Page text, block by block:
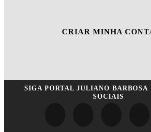
CRIAR MINHA
SIGA PORTAL JULIANO BARBOSA
SOCIAIS